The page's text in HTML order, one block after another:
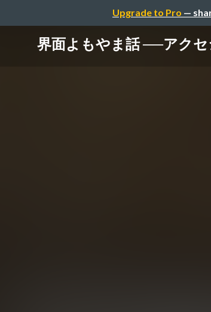
Upgrade to Pro —
界面よもやま話 ──アクセ